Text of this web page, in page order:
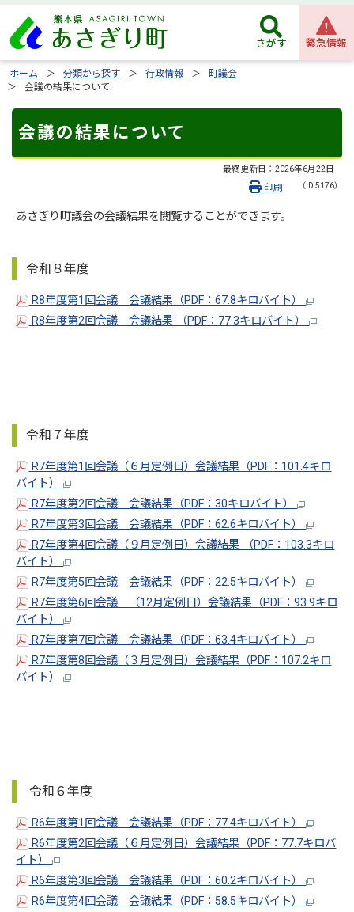
さがす 緊急情報
ホーム 分類から探す 行政情報
町議会
会議の結果について
会議の結果について
最終更新日： 2026年6月22日
（ID:5176）
印刷
あさぎり町議会の会議結果を閲覧することができます。
令和８年度
R8年度第1回会議 会議結果（PDF：67.8キロバイト）
R8年度第2回会議 会議結果 （PDF：77.3キロバイト）
令和７年度
R7年度第1回会議（６月定例日）会議結果（PDF：101.4キロ
バイト）
R7年度第2回会議 会議結果（PDF：30キロバイト）
R7年度第3回会議 会議結果（PDF：62.6キロバイト）
R7年度第4回会議（９月定例日）会議結果 （PDF：103.3キロ
バイト）
R7年度第5回会議 会議結果（PDF：22.5キロバイト）
R7年度第6回会議 （12月定例日）会議結果（PDF：93.9キロ
バイト）
R7年度第7回会議 会議結果（PDF：63.4キロバイト）
R7年度第8回会議（３月定例日）会議結果（PDF：107.2キロ
バイト）
令和６年度
R6年度第1回会議 会議結果（PDF：77.4キロバイト）
R6年度第2回会議（６月定例日）会議結果（PDF：77.7キロバ
イト）
R6年度第3回会議 会議結果（PDF：60.2キロバイト）
R6年度第4回会議 会議結果（PDF：58.5キロバイト）